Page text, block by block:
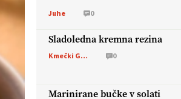
Juhe 0
Sladoledna kremna rezina
Kmečki Glas 0
Marinirane bučke v solati